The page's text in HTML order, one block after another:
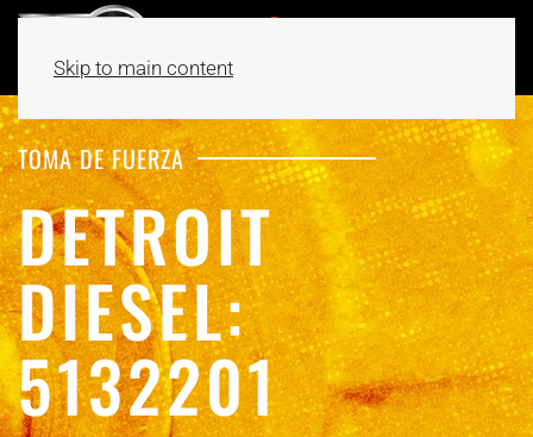
Skip to main content
TOMA DE FUERZA
DETROIT
DIESEL:
5132201